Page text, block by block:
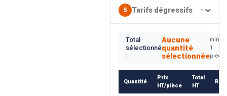
5 Tarifs dégressifs —
Total
sélectionné
:
Aucune
quantité
sélectionnée
min.
1
pièce
Quantité
Prix
HT/pièce
Total
HT